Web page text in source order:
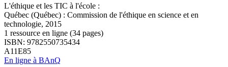
L'éthique et les TIC à l'école :
Québec (Québec) : Commission de l'éthique en science et en
technologie, 2015
1 ressource en ligne (34 pages)
ISBN: 9782550735434
A11E85
En ligne à BAnQ